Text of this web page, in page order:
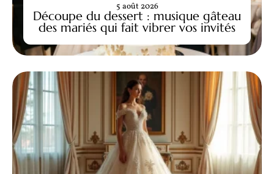
Découpe du dessert : musique gâteau
des mariés qui fait vibrer vos invités
5 août 2026